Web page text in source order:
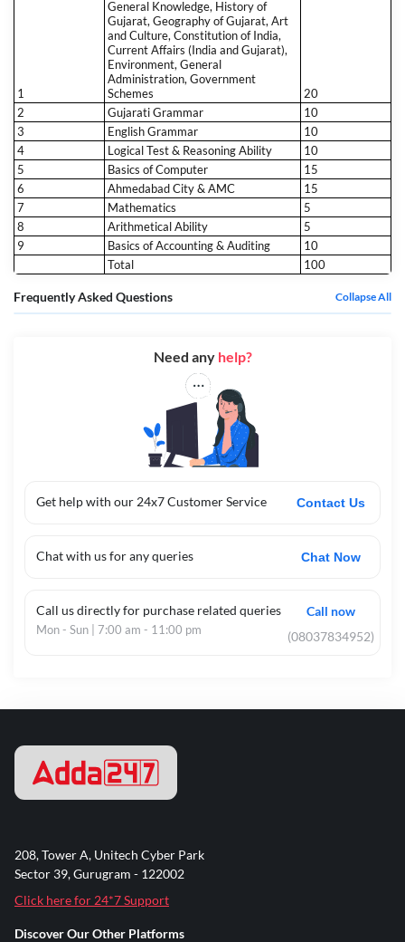
1
General Knowledge, History of
Gujarat, Geography of Gujarat, Art
and Culture, Constitution of India,
Current Affairs (India and Gujarat),
Environment, General
Administration, Government
Schemes
20
2
Gujarati Grammar
10
3
English Grammar
10
4
Logical Test & Reasoning Ability
10
5
Basics of Computer
15
6
Ahmedabad City & AMC
15
7
Mathematics
5
8
Arithmetical Ability
5
9
Basics of Accounting & Auditing
10
Total
100
Frequently Asked Questions Collapse All
Get help with our 24x7 Customer Service Contact Us
Chat with us for any queries Chat Now
Call us directly for purchase related queries
Mon - Sun | 7:00 am - 11:00 pm
Call now
(08037834952)
Need any help?
208, Tower A, Unitech Cyber Park
Sector 39, Gurugram - 122002
Click here for 24*7 Support
Discover Our Other Platforms